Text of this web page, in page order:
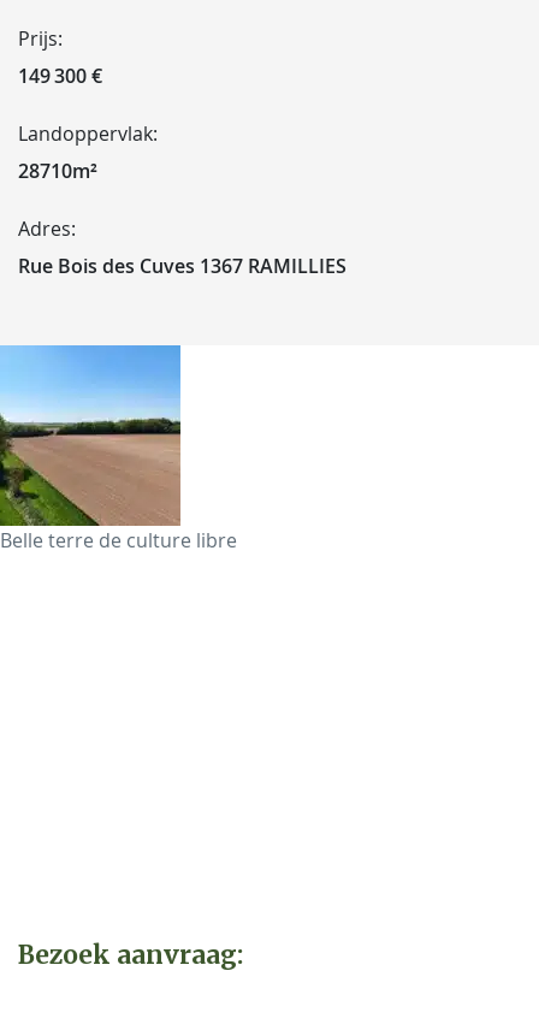
Prijs:
149 300 €
Landoppervlak:
28710m²
Adres:
Rue Bois des Cuves 1367 RAMILLIES
Belle terre de culture libre
Bezoek aanvraag: